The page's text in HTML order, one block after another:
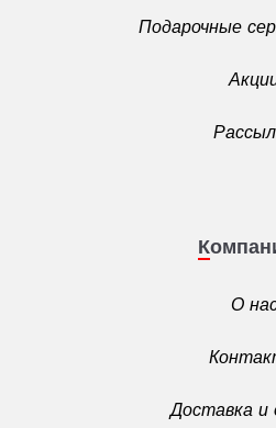
Подарочные
О
Доставка и